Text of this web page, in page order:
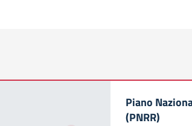
Piano
(PNRR)